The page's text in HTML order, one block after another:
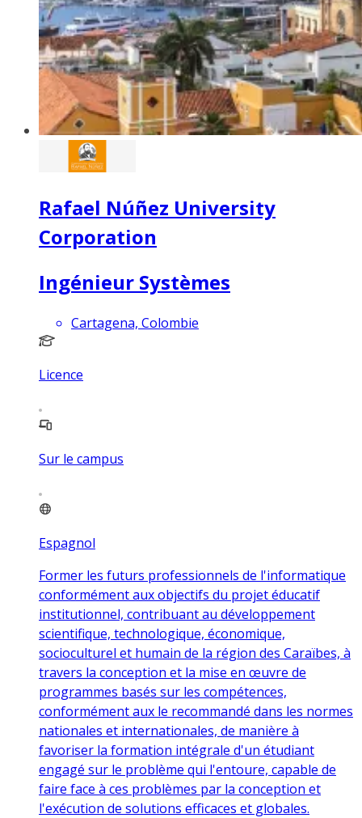
Rafael Núñez University
Corporation
Ingénieur Systèmes
Cartagena, Colombie
Licence
Sur le campus
Espagnol
Former les futurs professionnels de l'informatique
conformément aux objectifs du projet éducatif
institutionnel, contribuant au développement
scientifique, technologique, économique,
socioculturel et humain de la région des Caraïbes, à
travers la conception et la mise en œuvre de
programmes basés sur les compétences,
conformément aux le recommandé dans les normes
nationales et internationales, de manière à
favoriser la formation intégrale d'un étudiant
engagé sur le problème qui l'entoure, capable de
faire face à ces problèmes par la conception et
l'exécution de solutions efficaces et globales.